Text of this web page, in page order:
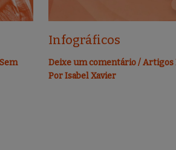
Sem
Infográficos
Deixe um comentário /Artigos
PorIsabel Xavier